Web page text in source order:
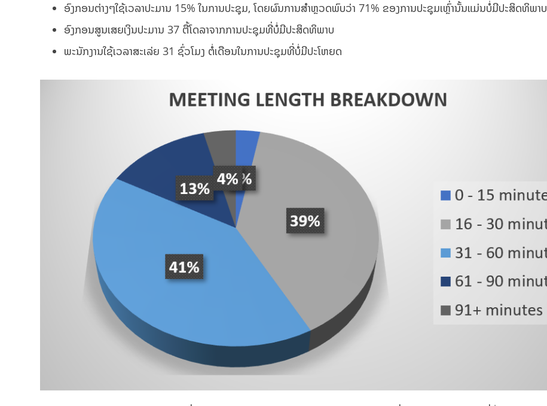
ອົງກອນຕ່າງໆໃຊ້ເວລາປະມານ 15% ໃນການປະຊຸມ, ໂດຍຜົນການສໍາຫຼວດພົບວ່າ 71% ຂອງການປະຊຸມເຫຼົ່ານັ້ນແມ່ນບໍ່ມີປະສິດທິພາບ
ອົງກອນສູນເສຍເງິນປະມານ 37 ຕື້ໂດລາຈາກການປະຊຸມທີ່ບໍ່ມີປະສິດທິພາບ
ພະນັກງານໃຊ້ເວລາສະເລ່ຍ 31 ຊົ່ວໂມງ ຕໍ່ເດືອນໃນການປະຊຸມທີ່ບໍ່ມີປະໂຫຍດ